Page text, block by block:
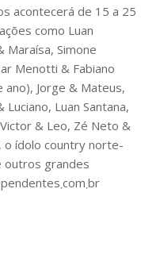
acontecerá de 15 a 25
como Luan
Maraísa, Simone
Menotti & Fabiano
Jorge & Mateus,
Luan Santana,
& Leo, Zé Neto &
o ídolo country norte-
outros grandes
artistas. Mais informações: independentes܂com܂br